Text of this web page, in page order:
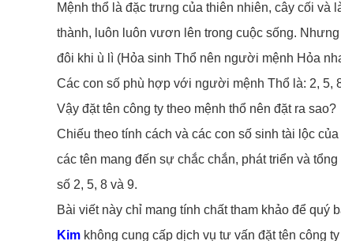
Mệnh thổ là đặc trưng của thiên nhiên, cây cối
thành, luôn luôn vươn lên trong cuộc sống.
đôi khi ù lì (Hỏa sinh Thổ nên người mệnh Hỏa
Các con số phù hợp với người mệnh Thổ là: 2, 5,
Vậy đặt tên công ty theo mệnh thổ nên đặt ra sao?
Chiếu theo tính cách và các con số sinh tài lộc
các tên mang đến sự chắc chắn, phát triển và
số 2, 5, 8 và 9.
Bài viết này chỉ mang tính chất tham khảo để quý
Kim không cung cấp dịch vụ tư vấn đặt tên công